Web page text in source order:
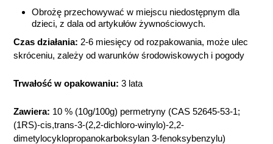
Obrożę przechowywać w miejscu niedostępnym dla
dzieci, z dala od artykułów żywnościowych.
Czas działania: 2-6 miesięcy od rozpakowania, może ulec
skróceniu, zależy od warunków środowiskowych i pogody
Trwałość w opakowaniu: 3 lata
Zawiera: 10 % (10g/100g) permetryny (CAS 52645-53-1;
(1RS)-cis,trans-3-(2,2-dichloro-winylo)-2,2-
dimetylocyklopropanokarboksylan 3-fenoksybenzylu)